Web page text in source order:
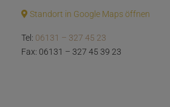
Standort in Google Maps öffnen
Tel: 06131 – 327 45 23
Fax: 06131 – 327 45 39 23